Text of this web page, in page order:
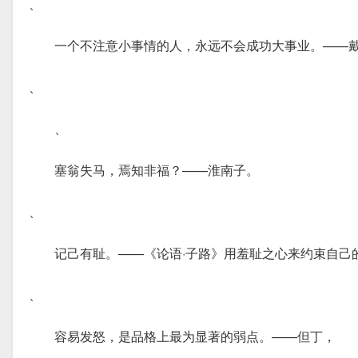
一个不注意小事情的人，永远不会成功大事业。——戴
、
、
塞翁失马，焉知非福？——淮南子。
、
记己有耻。——《论语·子路》用羞耻之心来约束自己
、
容易发怒，是品格上最为显著的弱点。——但丁，